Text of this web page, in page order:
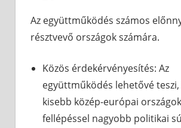
Az együttműködés számos
résztvevő országok számára.
Közös érdekérvényesítés: Az
együttműködés lehetővé teszi,
kisebb közép-európai
fellépéssel nagyobb politikai